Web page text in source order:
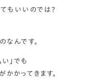
もいいのでは？
なんです。
」でも
かってきます。